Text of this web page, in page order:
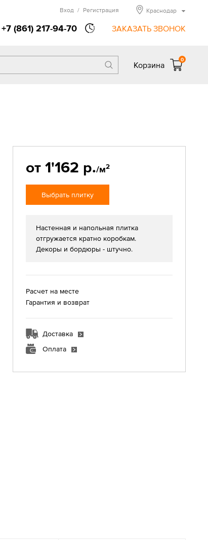
+7 (861) 217-94-70 ЗАКАЗАТЬ ЗВОНОК
Вход / Регистрация Краснодар
Корзина
0
от 1'162 р./м2
Выбрать плитку
Настенная и напольная плитка
отгружается кратно коробкам.
Декоры и бордюры - штучно.
Расчет на месте
Гарантия и возврат
Доставка
Оплата